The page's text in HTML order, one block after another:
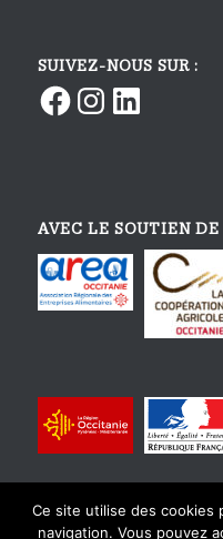
SUIVEZ-NOUS SUR :
FacebookInstagram
LinkedIn
AVEC LE SOUTIEN DE
Ce site utilise des cookies
navigation. Vous pouvez